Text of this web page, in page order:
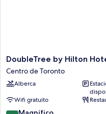
DoubleTree
by
Hilton
Hotel
Downtown
DoubleTree by Hilton
Centro de Toronto
Alberca
Wifi gratuito
9.2